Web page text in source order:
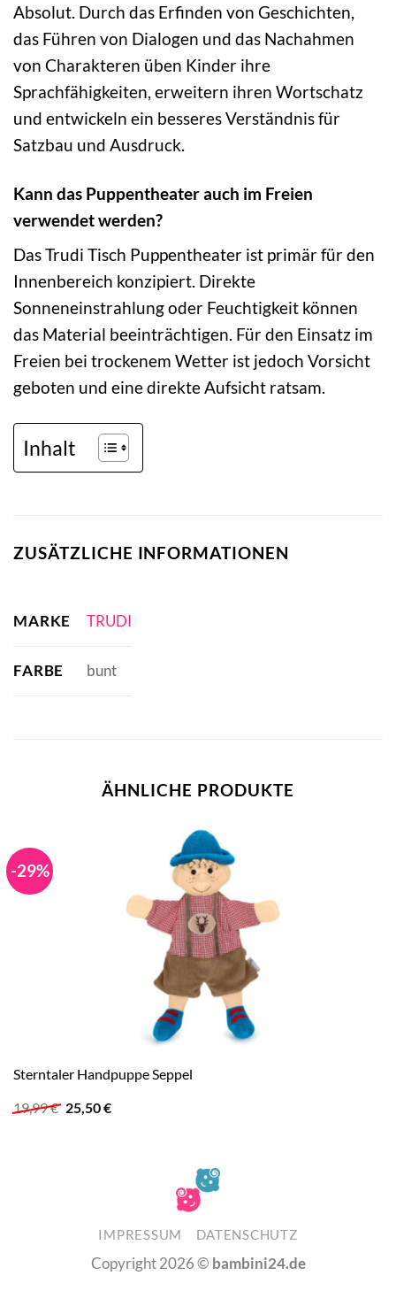
Absolut. Durch das Erfinden von Geschichten,
das Führen von Dialogen und das Nachahmen
von Charakteren üben Kinder ihre
Sprachfähigkeiten, erweitern ihren Wortschatz
und entwickeln ein besseres Verständnis für
Satzbau und Ausdruck.
Kann das Puppentheater auch im Freien
verwendet werden?
Das Trudi Tisch Puppentheater ist primär für den
Innenbereich konzipiert. Direkte
Sonneneinstrahlung oder Feuchtigkeit können
das Material beeinträchtigen. Für den Einsatz im
Freien bei trockenem Wetter ist jedoch Vorsicht
geboten und eine direkte Aufsicht ratsam.
Inhalt
ZUSÄTZLICHE INFORMATIONEN
MARKE TRUDI
FARBE bunt
ÄHNLICHE PRODUKTE
-29%
Sterntaler Handpuppe Seppel
19,99€ Ursprünglicher
Preis
25,50€Aktueller
IMPRESSUM DATENSCHUTZ
Copyright 2026 © bambini24.de